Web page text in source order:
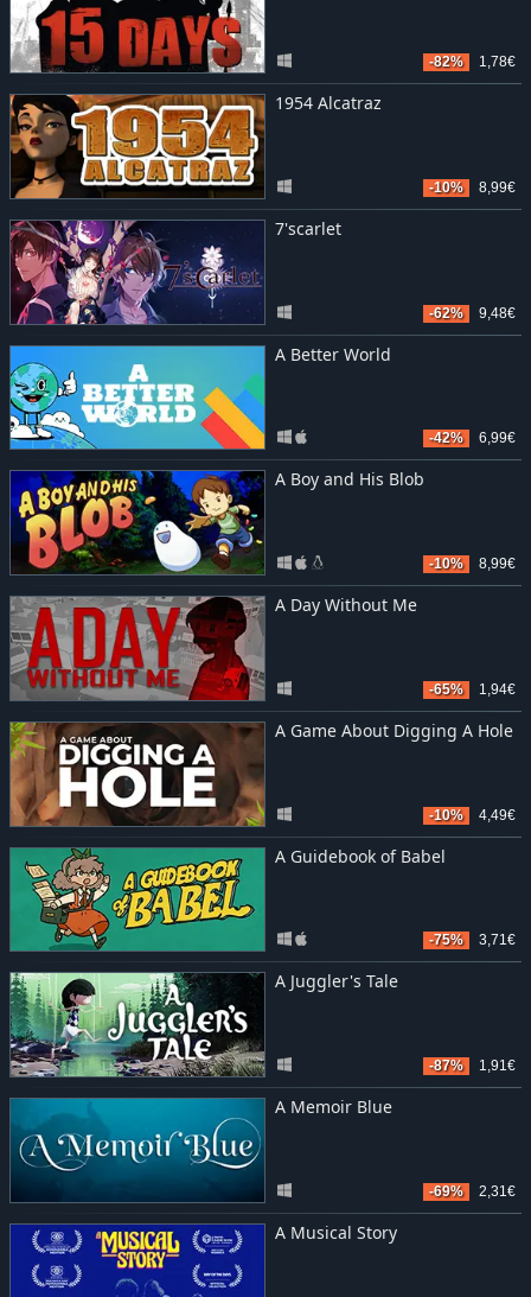
-82% 1,78€
1954 Alcatraz
-10% 8,99€
7'scarlet
-62% 9,48€
A Better World
-42% 6,99€
A Boy and His Blob
-10% 8,99€
A Day Without Me
-65% 1,94€
A Game About Digging A Hole
-10% 4,49€
A Guidebook of Babel
-75% 3,71€
A Juggler's Tale
-87% 1,91€
A Memoir Blue
-69% 2,31€
A Musical Story